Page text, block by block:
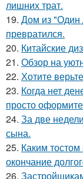
лишних трат.
19. Дом из "Один
превратился.
20. Китайские
21. Обзор на
22. Хотите
23. Когда нет
просто
24. За две
сына.
25. Каким
окончание
26.